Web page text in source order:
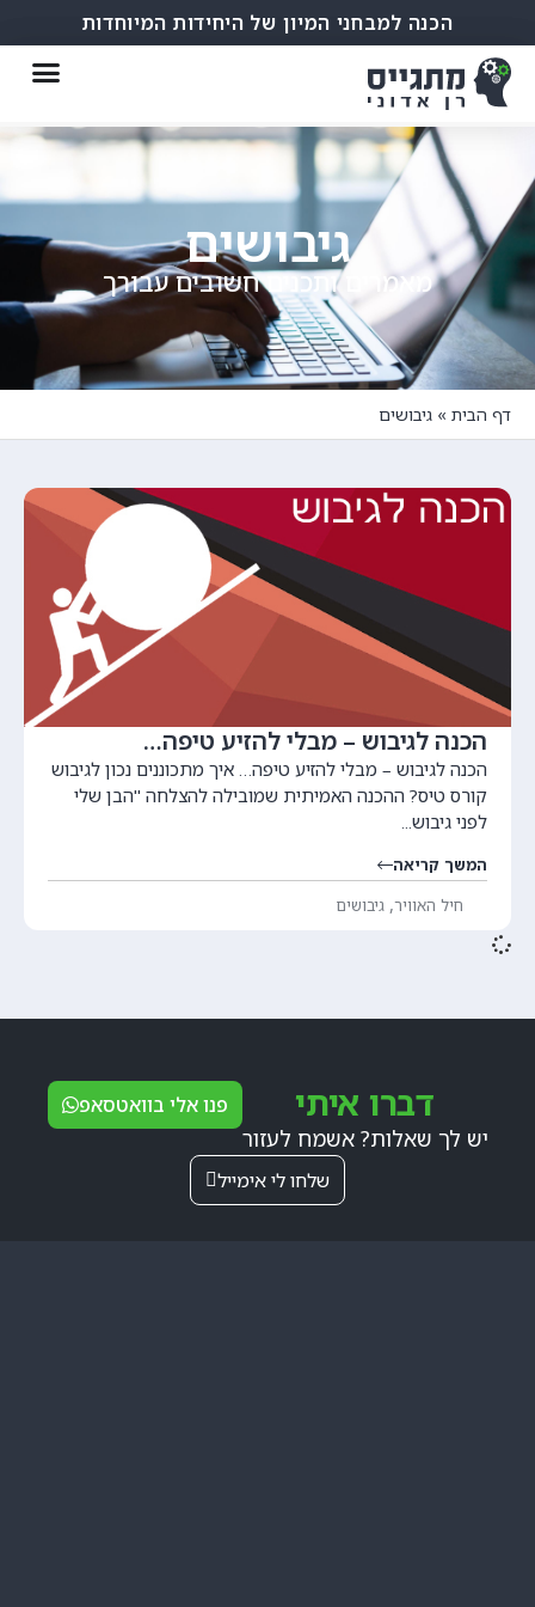
הכנה למבחני המיון של היחידות המיוחדות
גיבושים
מאמרים ותכנים חשובים עבורך
דף הבית » גיבושים
הכנה לגיבוש – מבלי להזיע טיפה…
הכנה לגיבוש – מבלי להזיע טיפה… איך מתכוננים נכון לגיבוש
קורס טיס? ההכנה האמיתית שמובילה להצלחה "הבן שלי
לפני גיבוש...
המשך קריאה
חיל האוויר, גיבושים
דברו איתי
יש לך שאלות? אשמח לעזור
פנו אלי בוואטסאפ
שלחו לי אימייל